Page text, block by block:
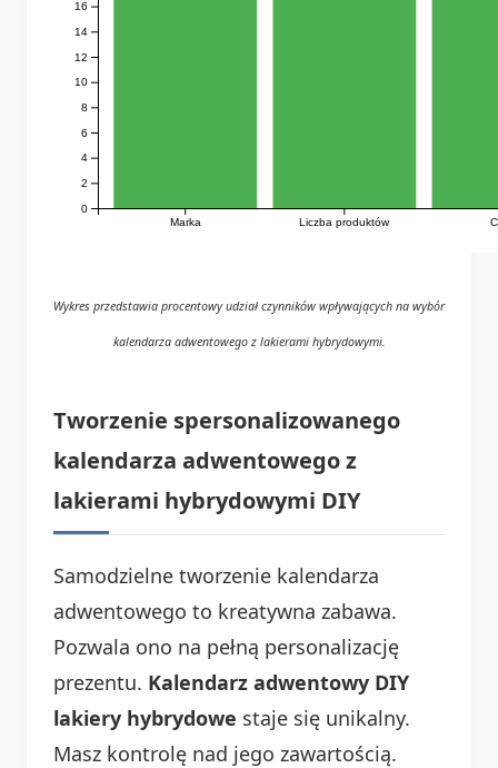
Marka Liczba produktów
0
2
4
6
8
10
12
14
16
Wykres przedstawia procentowy udział czynników wpływających na wybór
kalendarza adwentowego z lakierami hybrydowymi.
Tworzenie spersonalizowanego
kalendarza adwentowego z
lakierami hybrydowymi DIY
Samodzielne tworzenie kalendarza
adwentowego to kreatywna zabawa.
Pozwala ono na pełną personalizację
prezentu. Kalendarz adwentowy DIY
lakiery hybrydowe staje się unikalny.
Masz kontrolę nad jego zawartością.